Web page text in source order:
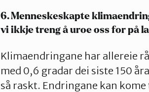
6. Menneskeskapte
vi ikkje treng å uroe oss for på
Klimaendringane har allereie
med 0,6 gradar dei siste 150
så raskt. Endringane kan